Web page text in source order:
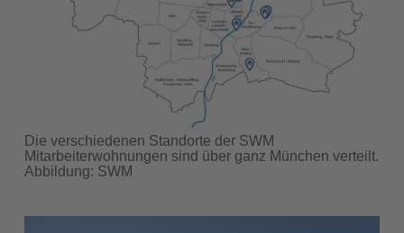
Die verschiedenen Standorte der SWM
Mitarbeiterwohnungen sind über ganz München verteilt.
Abbildung: SWM